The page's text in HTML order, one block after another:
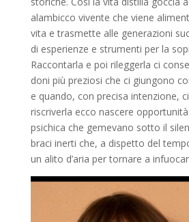
alambicco vivente che viene
vita e trasmette alle generazioni
di esperienze e strumenti per la
Raccontarla e poi rileggerla ci
doni più preziosi che ci giungono
e quando, con precisa intenzione,
riscriverla ecco nascere
psichica che gemevano sotto il
braci inerti che, a dispetto del
un alito d’aria per tornare a